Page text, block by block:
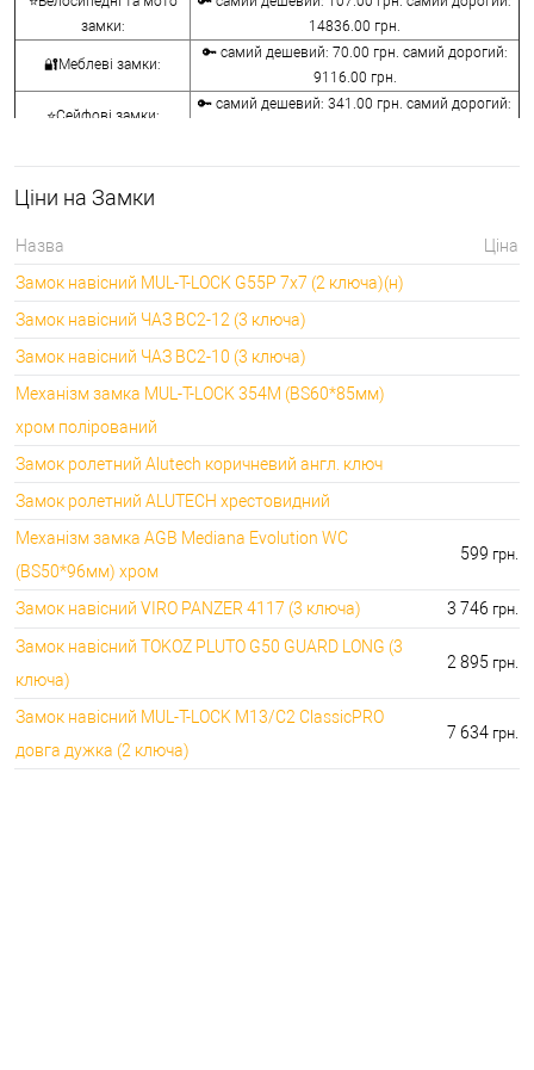
замки:
14836.00 грн.
🔐Меблеві замки:
🔑 самий дешевий: 70.00 грн. самий дорогий:
9116.00 грн.
⭐Сейфові замки:
🔑 самий дешевий: 341.00 грн. самий дорогий:
🔐Кодові замки:
⭐Протипожежна
🔐Замки для ролетів:
🔑 самий дешевий: 600.00 грн. самий дорогий:
660.00 грн.
Ціни на Замки
Назва
Ціна
Замок навісний MUL-T-LOCK G55P 7x7 (2 ключа)(н)
Замок навісний ЧАЗ ВС2-12 (3 ключа)
Замок навісний ЧАЗ ВС2-10 (3 ключа)
Механізм замка MUL-T-LOCK 354M (BS60*85мм)
хром полірований
Замок ролетний Alutech коричневий англ. ключ
Замок ролетний ALUTECH хрестовидний
Механізм замка AGB Mediana Evolution WC
(BS50*96мм) хром
599 грн.
Замок навісний VIRO PANZER 4117 (3 ключа) 3 746 грн.
Замок навісний TOKOZ PLUTO G50 GUARD LONG (3
ключа)
2 895 грн.
Замок навісний MUL-T-LOCK M13/C2 ClassicPRO
довга дужка (2 ключа)
7 634 грн.